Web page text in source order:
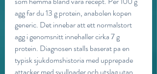
agg far du 13 g protein, anabolen kopen
generic. Det innebar att ett normalstort
agg i genomsnitt innehaller cirka 7 g
protein. Diagnosen stalls baserat pa en
typisk sjukdomshistoria med upprepade
attacker med svullnader och utslag utan